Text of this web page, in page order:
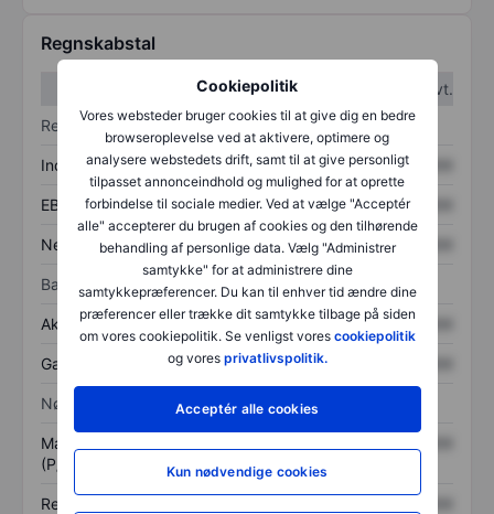
Cookiepolitik
Vores websteder bruger cookies til at give dig en bedre
browseroplevelse ved at aktivere, optimere og
analysere webstedets drift, samt til at give personligt
tilpasset annonceindhold og mulighed for at oprette
forbindelse til sociale medier. Ved at vælge "Acceptér
alle" accepterer du brugen af cookies og den tilhørende
behandling af personlige data. Vælg "Administrer
samtykke" for at administrere dine
samtykkepræferencer. Du kan til enhver tid ændre dine
præferencer eller trække dit samtykke tilbage på siden
om vores cookiepolitik. Se venligst vores cookiepolitik
og vores privatlivspolitik.
Acceptér alle cookies
Kun nødvendige cookies
Regnskabstal
1. kvt.
2. kvt.
Resultatopgørelse
Indtægter XXXXXXX XXXXXXX
EBITDA XXXXXXX XXXXXXX
Nettoresultat XXXXXXX XXXXXXX
Balance
Aktiver i alt XXXXXXX XXXXXXX
Gæld XXXXXXX
Nøgletal
Markedsværdi/omsætning
(P/S)
Resultat pr. aktie (EPS)